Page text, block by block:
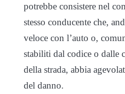
potrebbe consistere nel
stesso conducente che,
veloce con l’auto o,
stabiliti dal codice o dalle
della strada, abbia
del danno.